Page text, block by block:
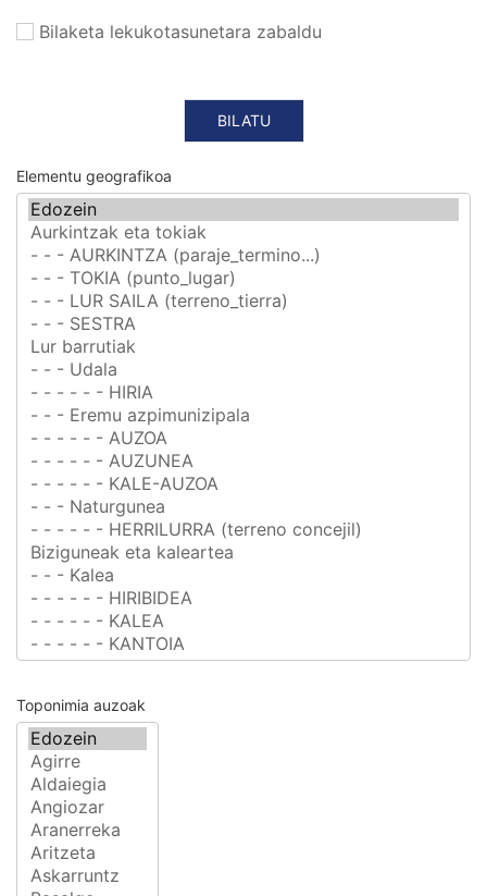
Bilaketa lekukotasunetara zabaldu
Elementu geografikoa
Toponimia auzoak